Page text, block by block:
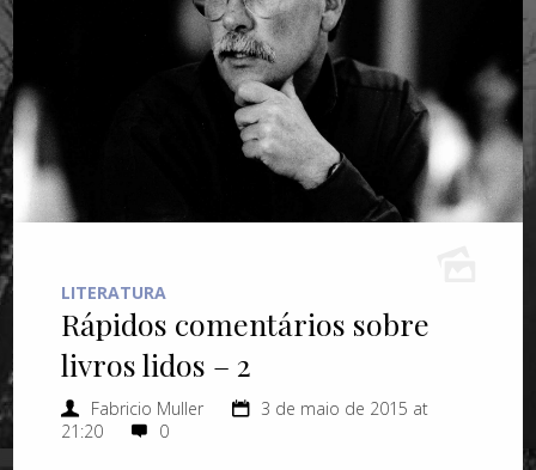
LITERATURA
Rápidos comentários sobre
livros lidos – 2
Fabricio Muller
3 de maio de 2015 at
21:20
0